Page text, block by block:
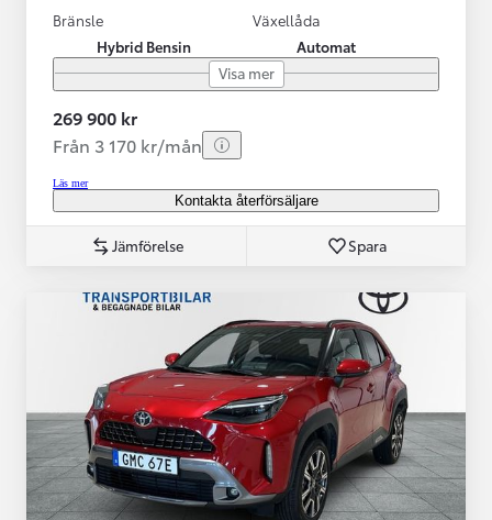
Bränsle
Hybrid Bensin
Växellåda
Automat
Visa mer
269 900 kr
Från 3 170 kr/mån
Läs mer
Kontakta återförsäljare
Jämförelse Spara